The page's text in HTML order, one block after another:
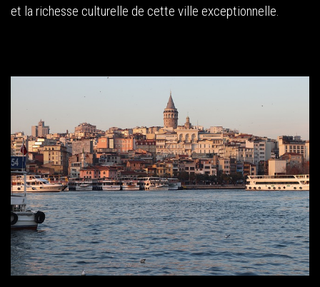
et la richesse culturelle de cette ville exceptionnelle.